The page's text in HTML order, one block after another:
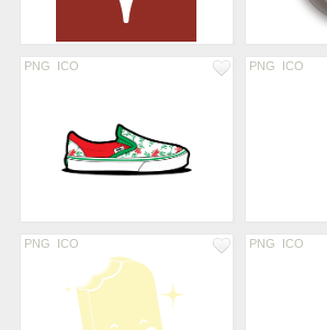
PNG ICO PNG ICO
PNG ICO PNG ICO